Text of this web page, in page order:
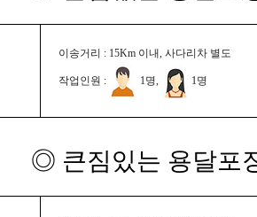
이송거리 : 15Km 이내, 사다리차 별도
작업인원 : 1명, 1명
◎ 큰짐있는 용달포